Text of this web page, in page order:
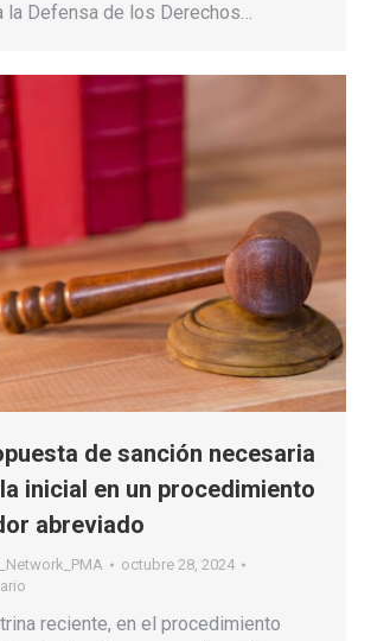
la Defensa de los Derechos…
de sanción necesaria
inicial en un procedimiento
abreviado
octubre 28, 2024
reciente, en el procedimiento